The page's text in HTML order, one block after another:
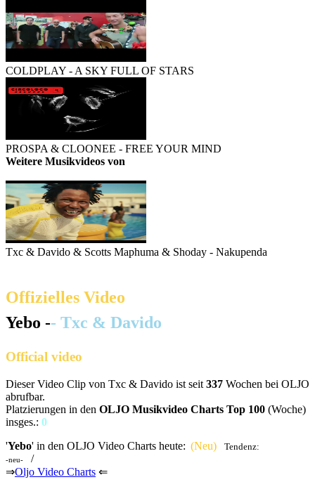
COLDPLAY - A SKY FULL OF STARS
PROSPA & CLOONEE - FREE YOUR MIND
Weitere Musikvideos von
Txc & Davido & Scotts Maphuma & Shoday - Nakupenda
Offizielles Video
Yebo -- Txc & Davido
Official video
Dieser Video Clip von Txc & Davido ist seit 337 Wochen bei OLJO
abrufbar.
Platzierungen in den OLJO Musikvideo Charts Top 100 (Woche)
insges.: 0
'Yebo' in den OLJO Video Charts heute: (Neu) Tendenz:
-neu-
/
⇒Oljo Video Charts ⇐